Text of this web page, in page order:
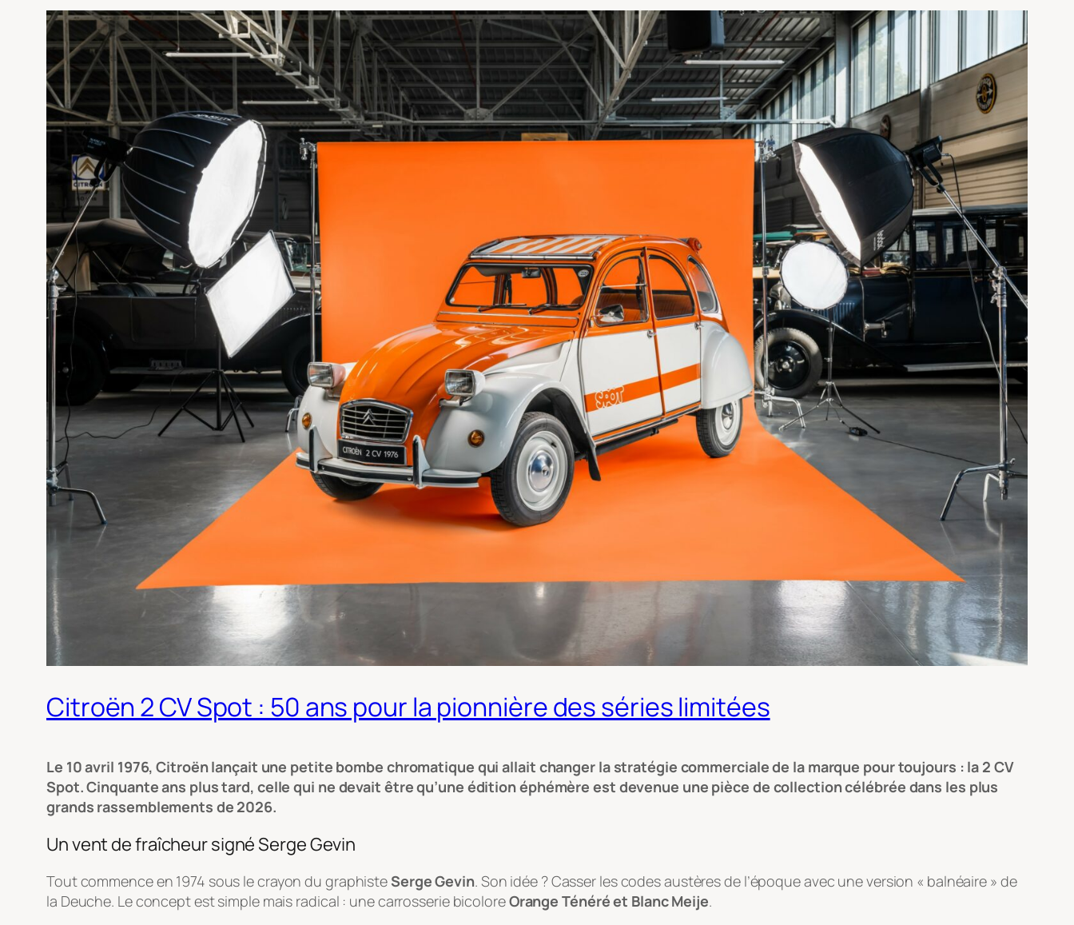
Citroën 2 CV Spot : 50 ans pour la pionnière des séries limitées
Le 10 avril 1976, Citroën lançait une petite bombe chromatique qui allait changer la stratégie commerciale de la marque pour toujours : la 2 CV
Spot. Cinquante ans plus tard, celle qui ne devait être qu’une édition éphémère est devenue une pièce de collection célébrée dans les plus
grands rassemblements de 2026.
Un vent de fraîcheur signé Serge Gevin
Tout commence en 1974 sous le crayon du graphisteSerge Gevin. Son idée ? Casser les codes austères de l’époque avec une version « balnéaire » de
la Deuche. Le concept est simple mais radical : une carrosserie bicoloreOrange Ténéré et Blanc Meije.